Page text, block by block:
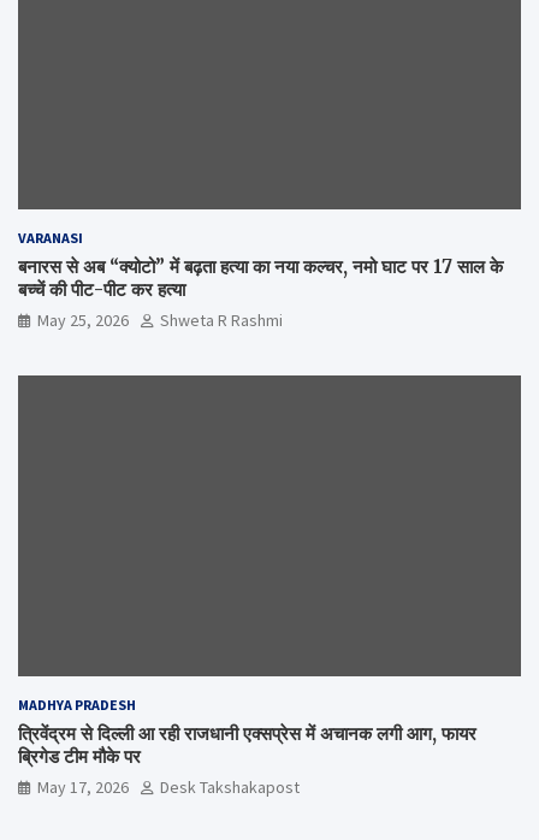
VARANASI
बनारस से अब “क्योटो” में बढ़ता हत्या का नया कल्चर, नमो घाट पर 17 साल के
बच्चें की पीट-पीट कर हत्या
May 25, 2026 Shweta R Rashmi
MADHYA PRADESH
त्रिवेंद्रम से दिल्ली आ रही राजधानी एक्सप्रेस में अचानक लगी आग, फायर
ब्रिगेड टीम मौके पर
May 17, 2026 Desk Takshakapost